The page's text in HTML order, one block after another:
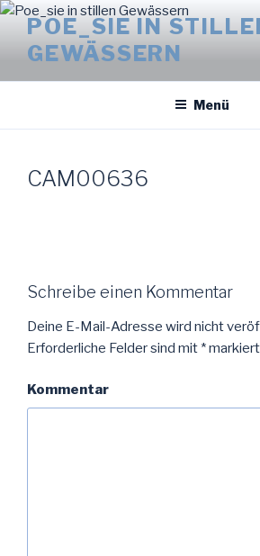
Zum
Inhalt
springen
POE_SIE IN
GEWÄSSERN
Menü
CAM00636
Schreibe einen Kommentar
Deine E-Mail-Adresse wird nicht
Erforderliche Felder sind mit *markiert
Kommentar